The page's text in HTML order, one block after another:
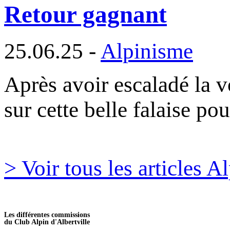
Retour gagnant
25.06.25 - Alpinisme
Après avoir escaladé la
sur cette belle falaise
> Voir tous les articles
Les différentes commissions
du Club Alpin d'Albertville